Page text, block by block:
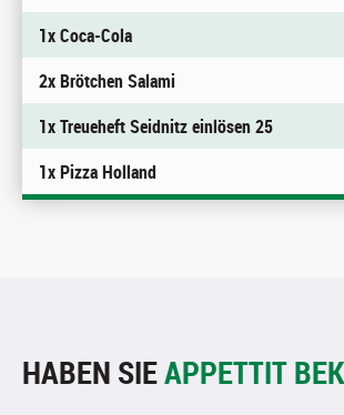
1x Coca-Cola
2x Brötchen Salami
1x Treueheft Seidnitz einlösen 25
1x Pizza Holland
HABEN SIEAPPETTIT